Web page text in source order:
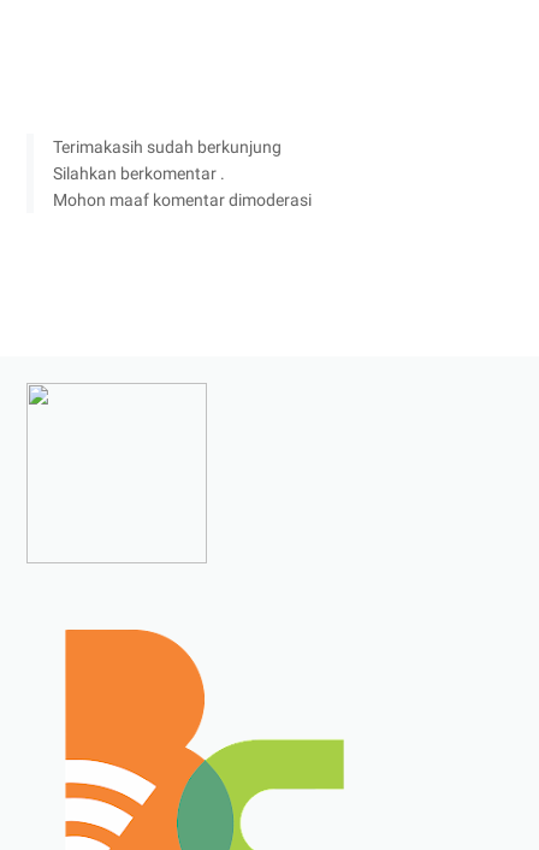
Terimakasih sudah berkunjung
Silahkan berkomentar .
Mohon maaf komentar dimoderasi